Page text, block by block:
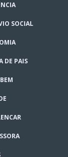
SOCIAL
DE PAIS